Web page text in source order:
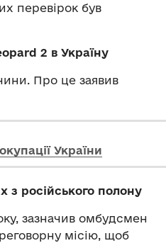
перевірок був
2 в Україну
Про це заявив
України
з російського полону
зазначив омбудсмен
місію, щоб